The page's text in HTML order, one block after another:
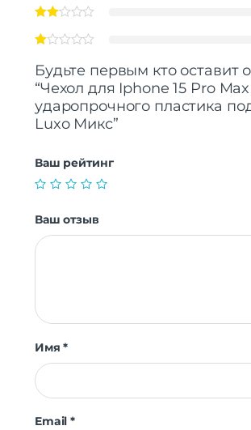
Будьте первым кто оставит
“Чехол для Iphone 15 Pro
ударопрочного пластика
Luxo Микс”
Ваш рейтинг
Ваш отзыв
Имя*
Email*